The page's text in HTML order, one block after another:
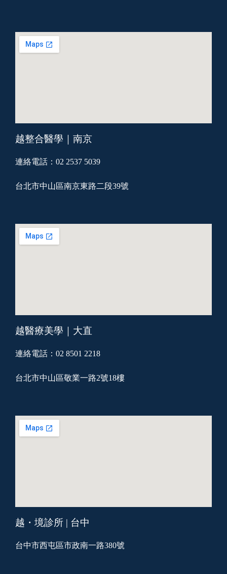
越整合醫學｜南京
連絡電話：02 2537 5039
台北市中山區南京東路二段39號
越醫療美學｜大直
連絡電話：02 8501 2218
台北市中山區敬業一路2號18樓
越・境診所 | 台中
台中市西屯區市政南一路380號